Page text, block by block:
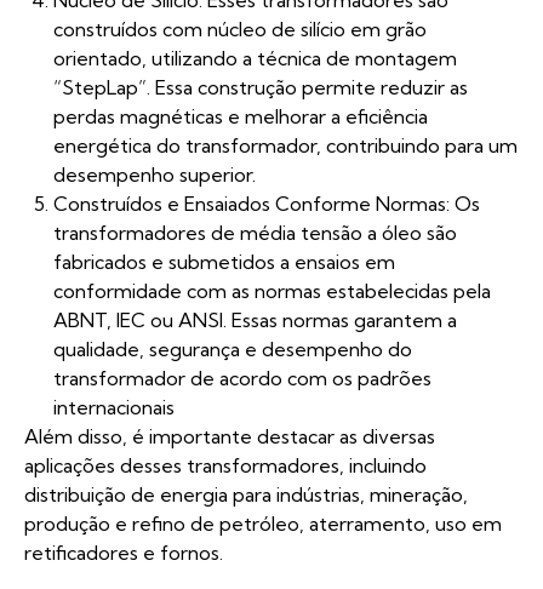
construídos com núcleo de silício em grão
orientado, utilizando a técnica de montagem
“StepLap”. Essa construção permite reduzir as
perdas magnéticas e melhorar a eficiência
energética do transformador, contribuindo para um
desempenho superior.
Construídos e Ensaiados Conforme Normas: Os
transformadores de média tensão a óleo são
fabricados e submetidos a ensaios em
conformidade com as normas estabelecidas pela
ABNT, IEC ou ANSI. Essas normas garantem a
qualidade, segurança e desempenho do
transformador de acordo com os padrões
internacionais
Além disso, é importante destacar as diversas
aplicações desses transformadores, incluindo
distribuição de energia para indústrias, mineração,
produção e refino de petróleo, aterramento, uso em
retificadores e fornos.